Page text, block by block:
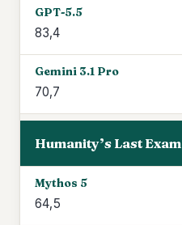
83,4
70,7
Humanity’s Last Exam
64,5